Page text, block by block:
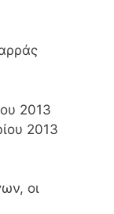
2013
2013
οι